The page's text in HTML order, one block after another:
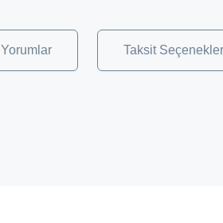
Yorumlar Taksit